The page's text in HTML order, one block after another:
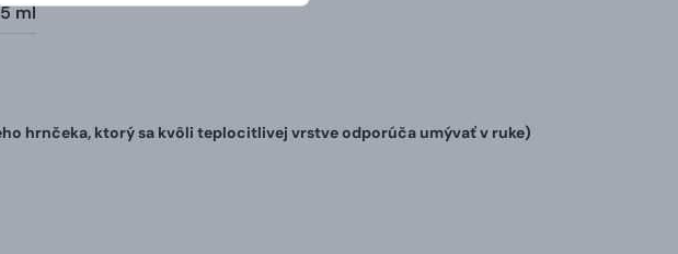
ml
hrnčeka, ktorý sa kvôli teplocitlivej vrstve odporúča umývať v ruke)